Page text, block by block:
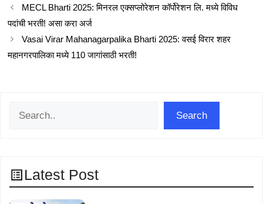
MECL Bharti 2025: मिनरल एक्सप्लोरेशन कॉर्पोरेशन लि. मध्ये विविध
पदांची भरती! असा करा अर्ज
Vasai Virar Mahanagarpalika Bharti 2025: वसई विरार शहर
महानगरपालिका मध्ये 110 जागांसाठी भरती!
Search
Latest Post